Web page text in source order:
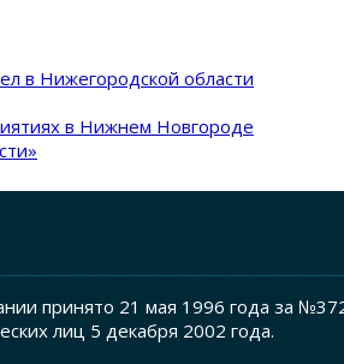
в Нижегородской области
в Нижнем Новгороде
принято 21 мая 1996 года за
лиц 5 декабря 2002 года.